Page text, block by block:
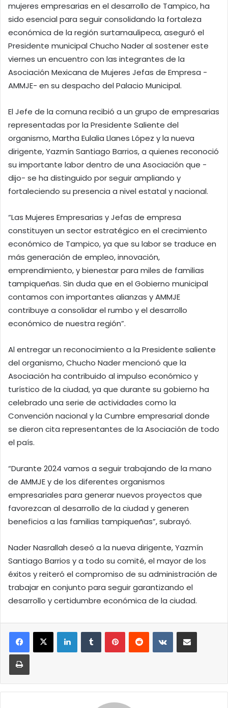
mujeres empresarias en el desarrollo de Tampico, ha
sido esencial para seguir consolidando la fortaleza
económica de la región surtamaulipeca, aseguró el
Presidente municipal Chucho Nader al sostener este
viernes un encuentro con las integrantes de la
Asociación Mexicana de Mujeres Jefas de Empresa -
AMMJE- en su despacho del Palacio Municipal.
El Jefe de la comuna recibió a un grupo de empresarias
representadas por la Presidente Saliente del
organismo, Martha Eulalia Llanes López y la nueva
dirigente, Yazmín Santiago Barrios, a quienes reconoció
su importante labor dentro de una Asociación que -
dijo- se ha distinguido por seguir ampliando y
fortaleciendo su presencia a nivel estatal y nacional.
“Las Mujeres Empresarias y Jefas de empresa
constituyen un sector estratégico en el crecimiento
económico de Tampico, ya que su labor se traduce en
más generación de empleo, innovación,
emprendimiento, y bienestar para miles de familias
tampiqueñas. Sin duda que en el Gobierno municipal
contamos con importantes alianzas y AMMJE
contribuye a consolidar el rumbo y el desarrollo
económico de nuestra región”.
Al entregar un reconocimiento a la Presidente saliente
del organismo, Chucho Nader mencionó que la
Asociación ha contribuido al impulso económico y
turístico de la ciudad, ya que durante su gobierno ha
celebrado una serie de actividades como la
Convención nacional y la Cumbre empresarial donde
se dieron cita representantes de la Asociación de todo
el país.
“Durante 2024 vamos a seguir trabajando de la mano
de AMMJE y de los diferentes organismos
empresariales para generar nuevos proyectos que
favorezcan al desarrollo de la ciudad y generen
beneficios a las familias tampiqueñas”, subrayó.
Nader Nasrallah deseó a la nueva dirigente, Yazmín
Santiago Barrios y a todo su comité, el mayor de los
éxitos y reiteró el compromiso de su administración de
trabajar en conjunto para seguir garantizando el
desarrollo y certidumbre económica de la ciudad.
LinkedInTumblrPinterestReddit VKontakteCompartir por correo
Imprimir